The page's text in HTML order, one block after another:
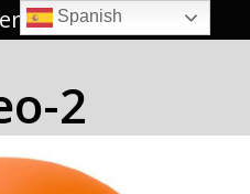
🥇
2
Spanish